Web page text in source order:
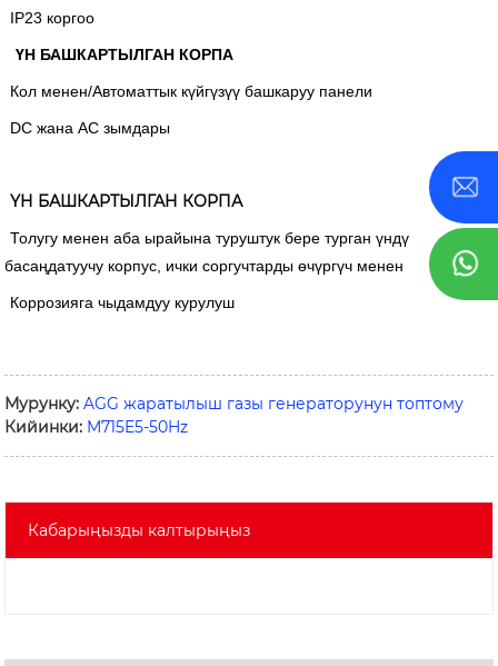
IP23 коргоо
ҮН БАШКАРТЫЛГАН КОРПА
Кол менен/Автоматтык күйгүзүү башкаруу панели
DC жана AC зымдары
ҮН БАШКАРТЫЛГАН КОРПА
Толугу менен аба ырайына туруштук бере турган үндү
басаңдатуучу корпус, ички соргучтарды өчүргүч менен
Коррозияга чыдамдуу курулуш
Мурунку: AGG жаратылыш газы генераторунун топтому
Кийинки: M715E5-50Hz
Кабарыңызды калтырыңыз